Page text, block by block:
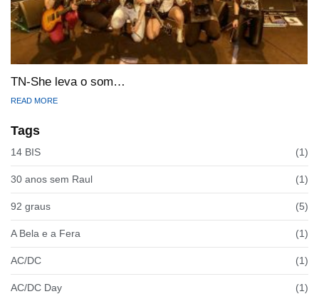
TN-She leva o som…
READ MORE
Tags
14 BIS (1)
30 anos sem Raul (1)
92 graus (5)
A Bela e a Fera (1)
AC/DC (1)
AC/DC Day (1)